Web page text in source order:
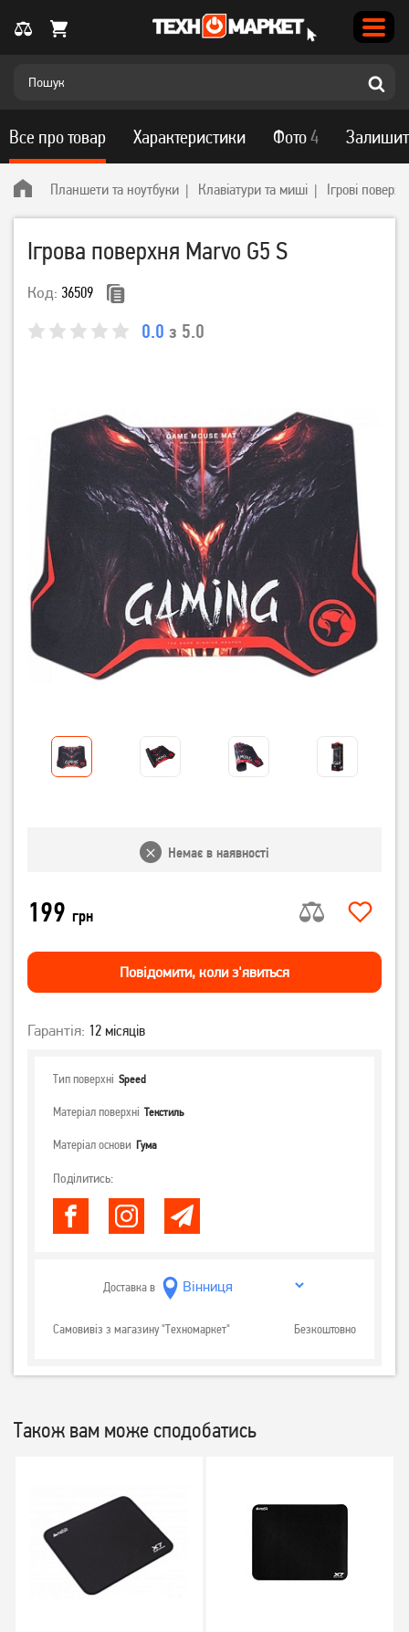
Планшети та ноутбуки Клавіатури та миші Ігрові
Ігрова поверхня Marvo G5 S
Код: 36509
0.0 з 5.0
Все про товар Характеристики Фото4
Немає в наявності
199 грн
Повiдомити, коли з'явиться
Гарантія: 12 місяців
Тип поверхні Speed
Матеріал поверхні Текстиль
Матеріал основи Гума
Поділитись:
Доставка в
Самовивіз з магазину "Техномаркет" Безкоштовно
Також вам може сподобатись